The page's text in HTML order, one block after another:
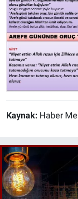
Kaynak: Haber